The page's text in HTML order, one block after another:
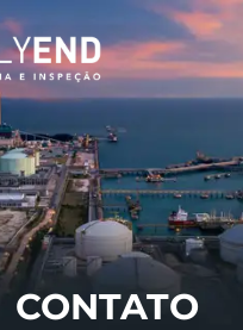
CONTATO